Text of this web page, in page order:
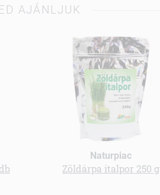
AJÁNLJUK
Naturpiac
Zöldárpa italpor 250 g